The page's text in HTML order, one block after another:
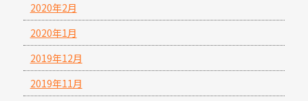
2020年2月
2020年1月
2019年12月
2019年11月